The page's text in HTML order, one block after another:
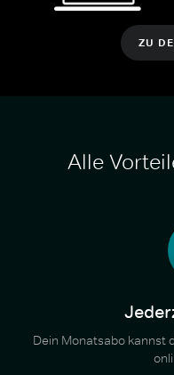
ZU
Alle
Dein Monatsabo kannst